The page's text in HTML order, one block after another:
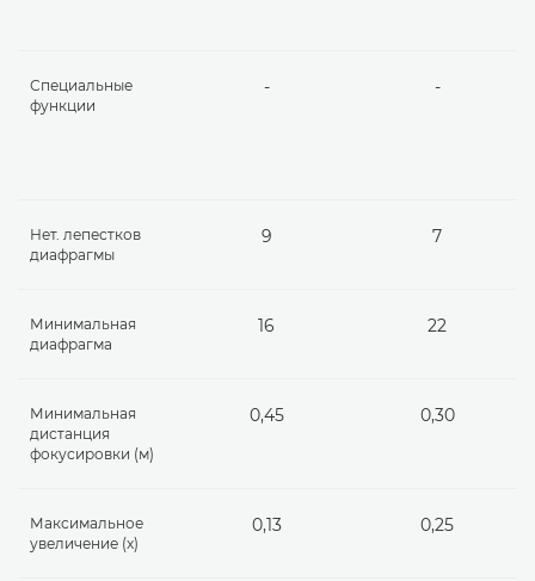
Специальные
функции
- -
Нет. лепестков
диафрагмы
9 7
Минимальная
диафрагма
16 22
Минимальная
дистанция
фокусировки (м)
0,45 0,30
Максимальное
увеличение (x)
0,13 0,25